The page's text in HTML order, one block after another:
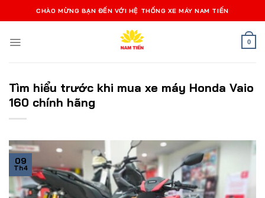
qua
dung
CHÀO MỪNG BẠN ĐẾN VỚI HỆ THỐNG XE MÁY NAM TIẾN
0
Tìm hiểu trước khi mua xe máy Honda Vaio
160 chính hãng
09
Th4